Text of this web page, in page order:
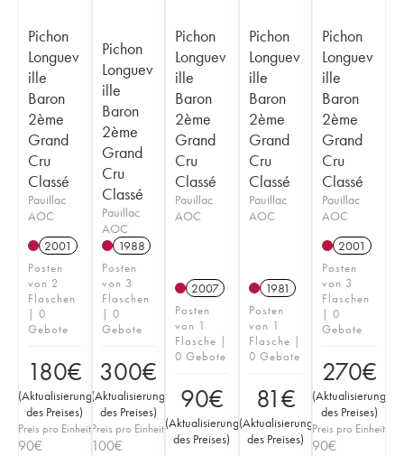
Pichon
Longuev
ille
Baron
2ème
Grand
Cru
Classé
Pauillac
AOC
2001
Posten
von 2
Flaschen
| 0
Gebote
180€
(Aktualisierung
des Preises)
Preis pro Einheit
90€
Pichon
Longuev
ille
Baron
2ème
Grand
Cru
Classé
Pauillac
AOC
1988
Posten
von 3
Flaschen
| 0
Gebote
300€
(Aktualisierung
des Preises)
Preis pro Einheit
100€
Pichon
Longuev
ille
Baron
2ème
Grand
Cru
Classé
Pauillac
AOC
2007
Posten
von 1
Flasche |
0 Gebote
90€
(Aktualisierung
des Preises)
Pichon
Longuev
ille
Baron
2ème
Grand
Cru
Classé
Pauillac
AOC
1981
Posten
von 1
Flasche |
0 Gebote
81€
(Aktualisierung
des Preises)
Pichon
Longuev
ille
Baron
2ème
Grand
Cru
Classé
Pauillac
AOC
2001
Posten
von 3
Flaschen
| 0
Gebote
270€
(Aktualisierung
des Preises)
Preis pro Einheit
90€